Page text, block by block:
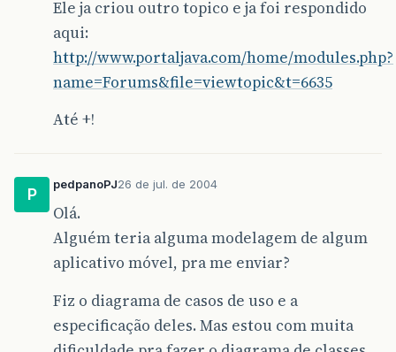
Ele ja criou outro topico e ja foi respondido
aqui:
http://www.portaljava.com/home/modules.php?
name=Forums&file=viewtopic&t=6635
Até +!
P
pedpanoPJ26 de jul. de 2004
Olá.
Alguém teria alguma modelagem de algum
aplicativo móvel, pra me enviar?
Fiz o diagrama de casos de uso e a
especificação deles. Mas estou com muita